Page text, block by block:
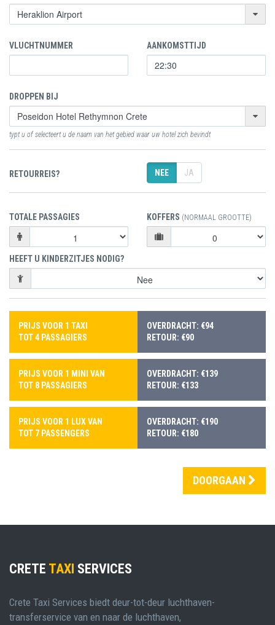
VLUCHTNUMMER AANKOMSTTIJD
DROPPEN BIJ
typt u of selecteert u de naam van het gebied waar uw hotel zich bevindt
RETOURREIS? NEE JA
TOTALE PASSAGIES KOFFERS (NORMAAL GROOTTE)
HEEFT U KINDERZITJES NODIG?
PRIJS VOOR 1 TAXI
TOT 4 PASSAGIERS
OVERDRACHT: €94
RETOUR: €90
PRIJS VOOR 1 MINI VAN
TOT 8 PASSAGIERS
OVERDRACHT: €139
RETOUR: €133
PRIJS VOOR 1 LUX VAN
TOT 7 PASSENGERS
OVERDRACHT: €190
RETOUR: €180
DOORGAAN
CRETE TAXI SERVICES
Crete Taxi Services biedt deur-tot-deur luchthaven-
transferservice van en naar de luchthaven,